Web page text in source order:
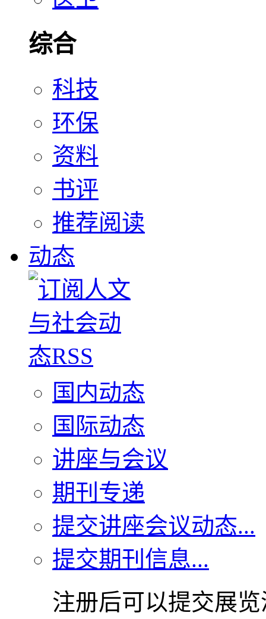
综合
科技
环保
资料
书评
推荐阅读
动态
国内动态
国际动态
讲座与会议
期刊专递
提交讲座会议动态...
提交期刊信息...
注册后可以提交展